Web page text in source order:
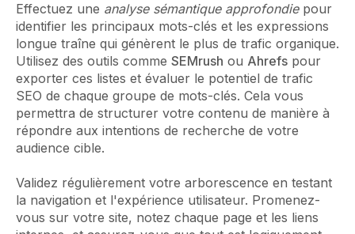
Effectuez une analyse sémantique approfondiepour
identifier les principaux mots-clés et les expressions
longue traîne qui génèrent le plus de trafic organique.
Utilisez des outils comme SEMrush ou Ahrefs pour
exporter ces listes et évaluer le potentiel de trafic
SEO de chaque groupe de mots-clés. Cela vous
permettra de structurer votre contenu de manière à
répondre aux intentions de recherche de votre
audience cible.
Validez régulièrement votre arborescence en testant
la navigation et l'expérience utilisateur. Promenez-
vous sur votre site, notez chaque page et les liens